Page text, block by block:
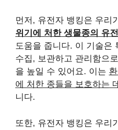
먼저, 유전자 뱅킹은 우리
위기에 처한 생물종의 유
도움을 줍니다. 이 기술은
수집, 보관하고 관리함으
을 높일 수 있어요. 이는
에 처한 종들을 보호하는
니다.
또한, 유전자 뱅킹은 우리